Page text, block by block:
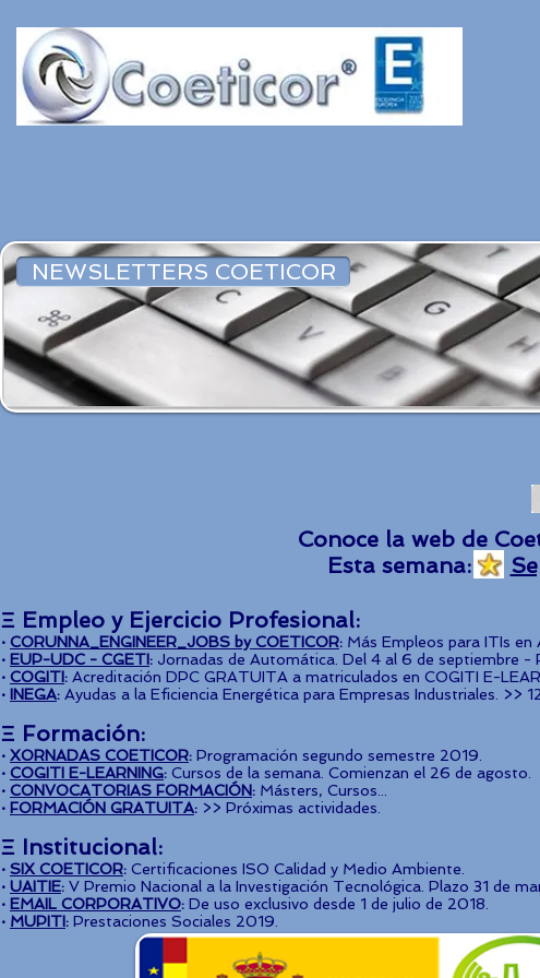
NEWSLETTERS COETICOR
Conoce la web de
Esta semana:
Ξ Empleo y Ejercicio Profesional:
· CORUNNA_ENGINEER_JOBS by COETICOR: Más Empleos para ITIs en
· EUP-UDC - CGETI: Jornadas de Automática. Del 4 al 6 de septiembre -
· COGITI: Acreditación DPC GRATUITA a matriculados en COGITI E-
· INEGA: Ayudas a la Eficiencia Energética para Empresas Industriales. >>
Ξ Formación:
· XORNADAS COETICOR: Programación segundo semestre 2019.
· COGITI E-LEARNING: Cursos de la semana. Comienzan el 26 de agosto.
· CONVOCATORIAS FORMACIÓN: Másters, Cursos...
· FORMACIÓN GRATUITA: >> Próximas actividades.
Ξ Institucional:
· SIX COETICOR: Certificaciones ISO Calidad y Medio Ambiente.
· UAITIE: V Premio Nacional a la Investigación Tecnológica. Plazo 31 de
· EMAIL CORPORATIVO: De uso exclusivo desde 1 de julio de 2018.
· MUPITI: Prestaciones Sociales 2019.